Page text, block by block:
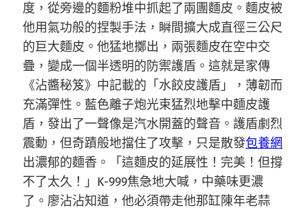
度，從旁邊的麵粉堆中抓起了兩團麵皮。麵皮被
他用氣功般的捏製手法，瞬間擴大成直徑三公尺
的巨大麵皮。他猛地擲出，兩張麵皮在空中交
疊，變成一個半透明的防禦護盾。這就是家傳
《沾醬秘笈》中記載的「水餃皮護盾」，薄韌而
充滿彈性。藍色離子炮光束猛烈地擊中麵皮護
盾，發出了一聲像是汽水開蓋的聲音。護盾劇烈
震動，但奇蹟般地擋住了攻擊，只是散發包養網
出濃郁的麵香。「這麵皮的延展性！完美！但撐
不了太久！」K-999焦急地大喊，中藥味更濃
了。廖沾沾知道，他必須帶走他那缸陳年老蒜